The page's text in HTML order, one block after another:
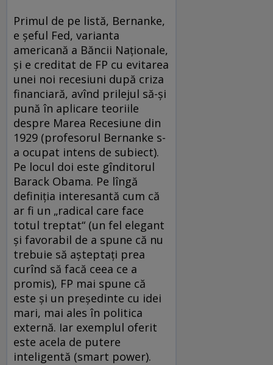
Primul de pe listă, Bernanke,
e şeful Fed, varianta
americană a Băncii Naţionale,
şi e creditat de FP cu evitarea
unei noi recesiuni după criza
financiară, avînd prilejul să-şi
pună în aplicare teoriile
despre Marea Recesiune din
1929 (profesorul Bernanke s-
a ocupat intens de subiect).
Pe locul doi este gînditorul
Barack Obama. Pe lîngă
definiţia interesantă cum că
ar fi un „radical care face
totul treptat“ (un fel elegant
şi favorabil de a spune că nu
trebuie să aşteptaţi prea
curînd să facă ceea ce a
promis), FP mai spune că
este şi un preşedinte cu idei
mari, mai ales în politica
externă. Iar exemplul oferit
este acela de putere
inteligentă (smart power).